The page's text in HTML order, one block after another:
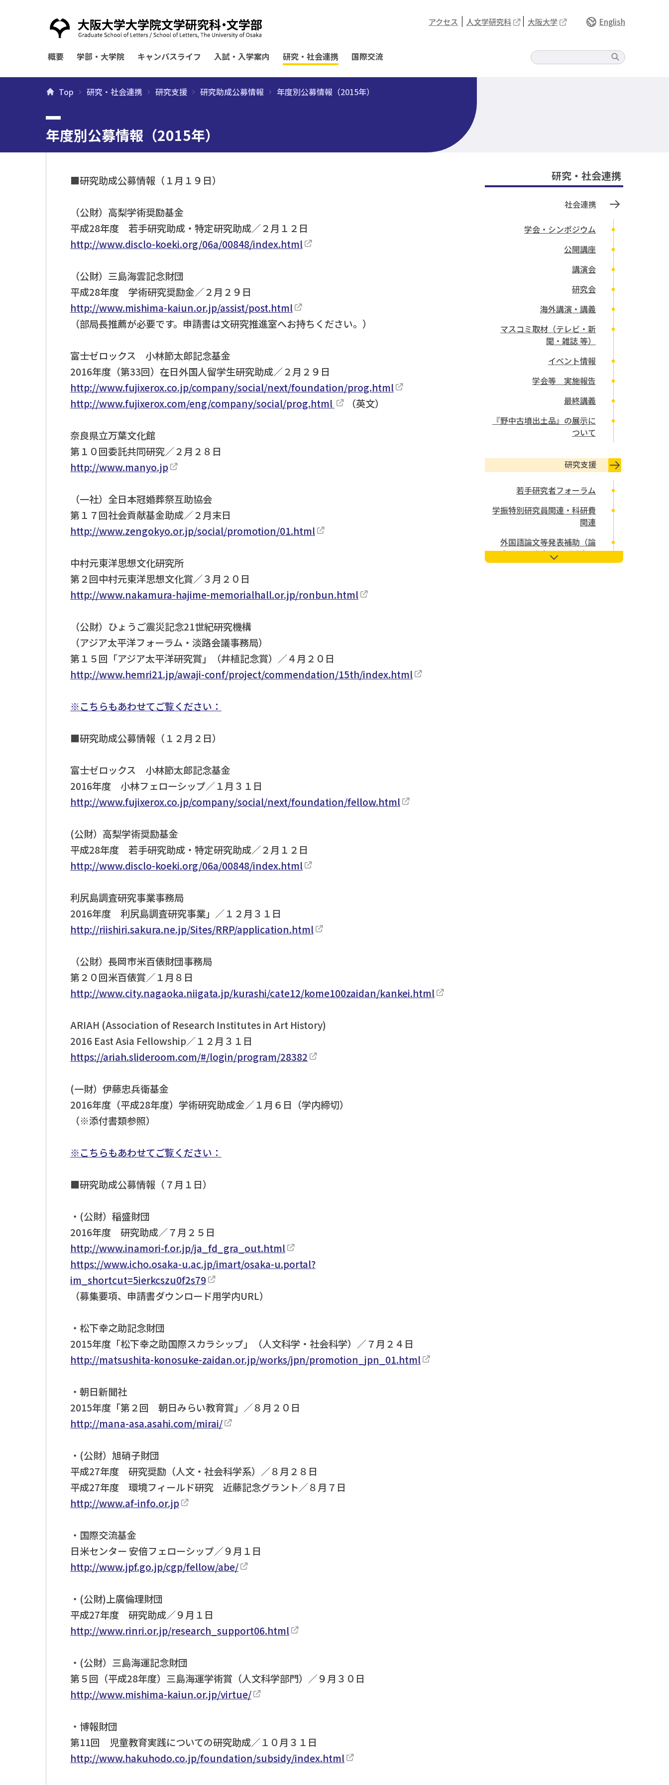
アクセス 人文学研究科 大阪大学 English
概要 学部・大学院 キャンパスライフ 入試・入学案内 研究・社会連携 国際交流
Top 研究・社会連携 研究支援 研究助成公募情報 年度別公募情報（2015年）
年度別公募情報（2015年）
■研究助成公募情報（１月１９日）
（公財）高梨学術奨励基金
平成28年度 若手研究助成・特定研究助成／２月１２日
http://www.disclo-koeki.org/06a/00848/index.html
（公財）三島海雲記念財団
平成28年度 学術研究奨励金／２月２９日
http://www.mishima-kaiun.or.jp/assist/post.html
（部局長推薦が必要です。申請書は文研究推進室へお持ちください。）
富士ゼロックス 小林節太郎記念基金
2016年度（第33回）在日外国人留学生研究助成／２月２９日
http://www.fujixerox.co.jp/company/social/next/foundation/prog.html
http://www.fujixerox.com/eng/company/social/prog.html
（英文）
奈良県立万葉文化館
第１０回委託共同研究／２月２８日
http://www.manyo.jp
（一社）全日本冠婚葬祭互助協会
第１７回社会貢献基金助成／２月末日
http://www.zengokyo.or.jp/social/promotion/01.html
中村元東洋思想文化研究所
第２回中村元東洋思想文化賞／３月２０日
http://www.nakamura-hajime-memorialhall.or.jp/ronbun.html
（公財）ひょうご震災記念21世紀研究機構
（アジア太平洋フォーラム・淡路会議事務局）
第１５回「アジア太平洋研究賞」（井植記念賞）／４月２０日
http://www.hemri21.jp/awaji-conf/project/commendation/15th/index.html
※こちらもあわせてご覧ください：
■研究助成公募情報（１２月２日）
富士ゼロックス 小林節太郎記念基金
2016年度 小林フェローシップ／１月３１日
http://www.fujixerox.co.jp/company/social/next/foundation/fellow.html
(公財）高梨学術奨励基金
平成28年度 若手研究助成・特定研究助成／２月１２日
http://www.disclo-koeki.org/06a/00848/index.html
利尻島調査研究事業事務局
2016年度 利尻島調査研究事業」／１２月３１日
http://riishiri.sakura.ne.jp/Sites/RRP/application.html
（公財）長岡市米百俵財団事務局
第２０回米百俵賞／１月８日
http://www.city.nagaoka.niigata.jp/kurashi/cate12/kome100zaidan/kankei.html
ARIAH (Association of Research Institutes in Art History)
2016 East Asia Fellowship／１２月３１日
https://ariah.slideroom.com/#/login/program/28382
(一財）伊藤忠兵衛基金
2016年度（平成28年度）学術研究助成金／１月６日（学内締切）
（※添付書類参照）
※こちらもあわせてご覧ください：
■研究助成公募情報（７月１日）
・(公財）稲盛財団
2016年度 研究助成／７月２５日
http://www.inamori-f.or.jp/ja_fd_gra_out.html
https://www.icho.osaka-u.ac.jp/imart/osaka-u.portal?
im_shortcut=5ierkcszu0f2s79
（募集要項、申請書ダウンロード用学内URL）
・松下幸之助記念財団
2015年度「松下幸之助国際スカラシップ」（人文科学・社会科学）／７月２４日
http://matsushita-konosuke-zaidan.or.jp/works/jpn/promotion_jpn_01.html
・朝日新聞社
2015年度「第２回 朝日みらい教育賞」／８月２０日
http://mana-asa.asahi.com/mirai/
・(公財）旭硝子財団
平成27年度 研究奨励（人文・社会科学系）／８月２８日
平成27年度 環境フィールド研究 近藤記念グラント／８月７日
http://www.af-info.or.jp
・国際交流基金
日米センター 安倍フェローシップ／９月１日
http://www.jpf.go.jp/cgp/fellow/abe/
・(公財)上廣倫理財団
平成27年度 研究助成／９月１日
http://www.rinri.or.jp/research_support06.html
・(公財）三島海運記念財団
第５回（平成28年度）三島海運学術賞（人文科学部門）／９月３０日
http://www.mishima-kaiun.or.jp/virtue/
・博報財団
第11回 児童教育実践についての研究助成／１０月３１日
http://www.hakuhodo.co.jp/foundation/subsidy/index.html
研究・社会連携
社会連携
学会・シンポジウム
公開講座
講演会
研究会
海外講演・講義
マスコミ取材（テレビ・新
聞・雑誌 等）
イベント情報
学会等 実施報告
最終講義
『野中古墳出土品』の展示に
ついて
研究支援
若手研究者フォーラム
学振特別研究員関連・科研費
関連
外国語論文等発表補助（論
文、口頭発表および論文要
旨）